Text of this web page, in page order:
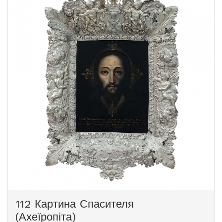
чотири композиції: над входом –
“Цнотливість”
“Чеснота”
(авт. Францішкус Смуглевич), над
вівтарем –
“Пісня святого Казимира Пресвятій
Діві Марії”
“Святий Казимир ведений на небо”
(авт. Мікеланджело Паллоні). У
найвищій точці купола зображений
голуб – символ Святого Духа.
картини замовив вільнюський єпископ
Мікалоюс Степонас Пацас.
Демонструючи рідкісну майстерність
ювелірного мистецтва, воно з великою
точністю відтворює візерунок і текстури
одягу на картині. Численні отвори в
рамі були зроблені людьми під час
прикріплення вотивів - ювелірних
виробів, призначених для висловлення
подяки за отримані благодаті. Ще в 17
столітті тракайський розпис мав кілька
позолочених корон різного розміру.
Лише одна з них збереглася до наших
днів і прикрашає образ у церковному
вівтарі. Інші корони, що належать до
образу, походять з більш пізніх часів.
На фотографії зображено найбільшу
золоту корону, прикрашену емаллю,
112 Картина Спасителя
(Ахеїропіта)